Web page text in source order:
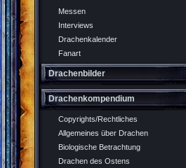
Messen
Interviews
Drachenkalender
Fanart
Drachenbilder
Drachenkompendium
Copyrights/Rechtliches
Allgemeines über Drachen
Biologische Betrachtung
Drachen des Ostens